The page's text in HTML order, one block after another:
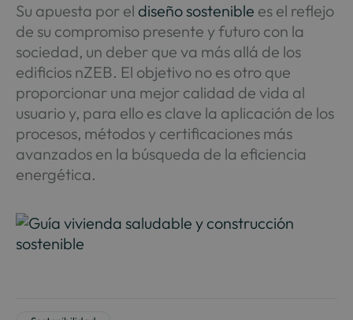
Su apuesta por el diseño sostenible es el reflejo
de su compromiso presente y futuro con la
sociedad, un deber que va más allá de los
edificios nZEB. El objetivo no es otro que
proporcionar una mejor calidad de vida al
usuario y, para ello es clave la aplicación de los
procesos, métodos y certificaciones más
avanzados en la búsqueda de la eficiencia
energética.